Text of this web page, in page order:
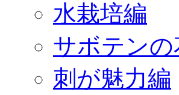
水栽培編
サボテンの
刺が魅力編